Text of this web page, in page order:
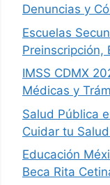
Denuncias y
Escuelas
Preinscripción,
IMSS CDMX
Médicas y
Salud Pública
Cuidar tu
Educación
Beca Rita